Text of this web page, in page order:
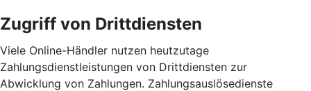
Zugriff von Drittdiensten
Viele Online-Händler nutzen heutzutage
Zahlungsdienstleistungen von Drittdiensten zur
Abwicklung von Zahlungen. Zahlungsauslösedienste